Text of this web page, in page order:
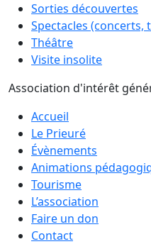
Sorties découvertes
Spectacles (concerts,
Théâtre
Visite insolite
Association d'intérêt
Accueil
Le Prieuré
Évènements
Animations
Tourisme
L’association
Faire un don
Contact